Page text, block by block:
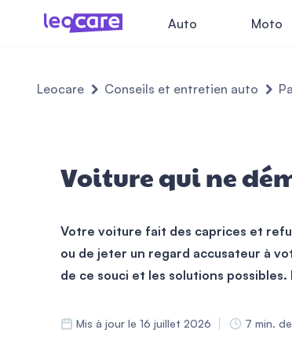
Auto Moto
Leocare Conseils et entretien auto
Voiture qui ne
Votre voiture fait des caprices et
ou de jeter un regard accusateur à
de ce souci et les solutions possibles.
Mis à jour le 16 juillet 2026 7 min.